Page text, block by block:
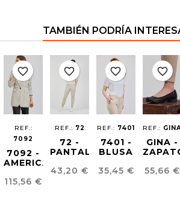
TAMBIÉN PODRÍA
REF.:
7092
7092 -
AMERICANA
FLUIDA
Precio
115,56 €
favorite_border
REF.: 72
72 -
PANTALÓN
FLUÍDO
Precio
43,20 €
favorite_border
REF.: 7401
7401 -
BLUSA
JOYA
Precio
35,45 €
favorite_border
REF.:
GINA -
MUJER
Precio
55,66 €
favorite_border